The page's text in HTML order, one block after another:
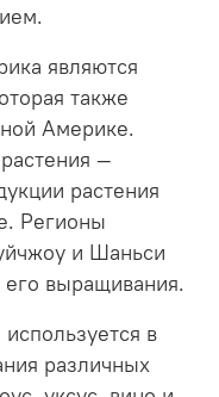
являются
также
Америке.
—
растения
Регионы
и Шаньси
выращивания.
в
различных